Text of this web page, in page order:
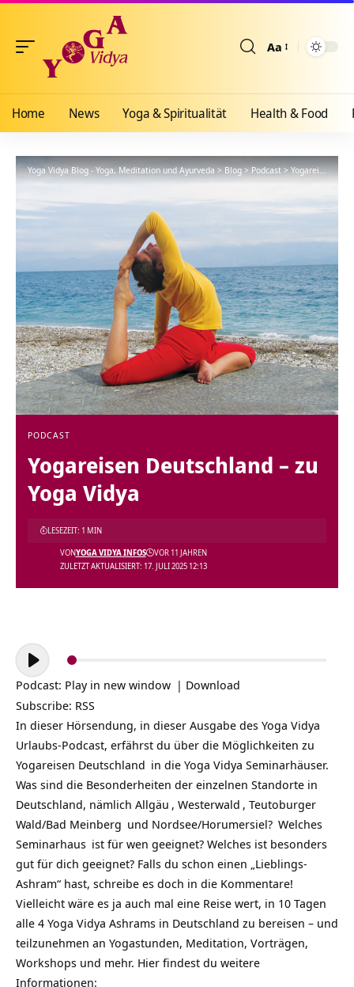
Aa
Home News Yoga & Spiritualität Health & Food
Yoga Vidya Blog - Yoga, Meditation und Ayurveda>Blog>Podcast>Yogareisen Deutschland – zu Yoga Vidya
PODCAST
Yogareisen Deutschland – zu
Yoga Vidya
ZULETZT AKTUALISIERT: 17. JULI 2025 12:13
VONYOGA VIDYA INFOS VOR 11 JAHREN
LESEZEIT: 1 MIN
Audio-
Player
Podcast: Play in new window | Download
Subscribe: RSS
In dieser Hörsendung, in dieser Ausgabe des Yoga Vidya
Urlaubs-Podcast, erfährst du über die Möglichkeiten zu
Yogareisen Deutschland in die Yoga Vidya Seminarhäuser.
Was sind die Besonderheiten der einzelnen Standorte in
Deutschland, nämlich Allgäu , Westerwald , Teutoburger
Wald/Bad Meinberg und Nordsee/Horumersiel? Welches
Seminarhaus ist für wen geeignet? Welches ist besonders
gut für dich geeignet? Falls du schon einen „Lieblings-
Ashram“ hast, schreibe es doch in die Kommentare!
Vielleicht wäre es ja auch mal eine Reise wert, in 10 Tagen
alle 4 Yoga Vidya Ashrams in Deutschland zu bereisen – und
teilzunehmen an Yogastunden, Meditation, Vorträgen,
Workshops und mehr. Hier findest du weitere
Informationen: